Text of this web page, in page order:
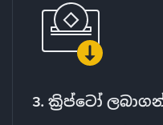
3. ක්‍රිප්ටෝ